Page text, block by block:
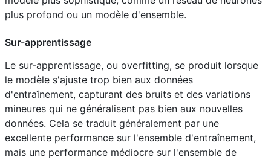
plus profond ou un modèle d'ensemble.
Sur-apprentissage
Le sur-apprentissage, ou overfitting, se produit lorsque
le modèle s'ajuste trop bien aux données
d'entraînement, capturant des bruits et des variations
mineures qui ne généralisent pas bien aux nouvelles
données. Cela se traduit généralement par une
excellente performance sur l'ensemble d'entraînement,
mais une performance médiocre sur l'ensemble de